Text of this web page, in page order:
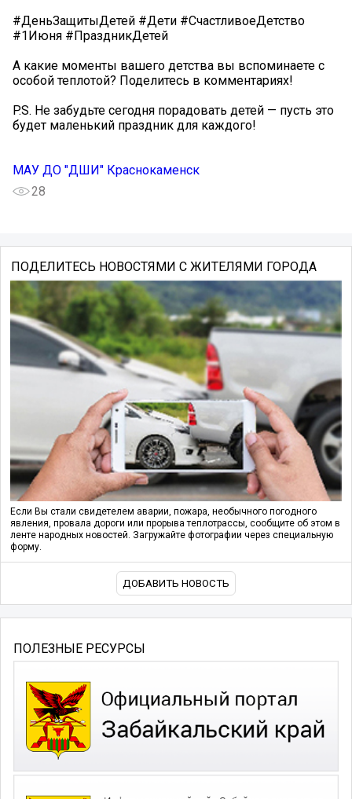
#ДеньЗащитыДетей #Дети #СчастливоеДетство
#1Июня #ПраздникДетей
А какие моменты вашего детства вы вспоминаете с
особой теплотой? Поделитесь в комментариях!
P.S. Не забудьте сегодня порадовать детей — пусть это
будет маленький праздник для каждого!
МАУ ДО "ДШИ" Краснокаменск
28
ПОДЕЛИТЕСЬ НОВОСТЯМИ С ЖИТЕЛЯМИ ГОРОДА
Если Вы стали свидетелем аварии, пожара, необычного погодного
явления, провала дороги или прорыва теплотрассы, сообщите об этом в
ленте народных новостей. Загружайте фотографии через специальную
форму.
ДОБАВИТЬ НОВОСТЬ
ПОЛЕЗНЫЕ РЕСУРСЫ